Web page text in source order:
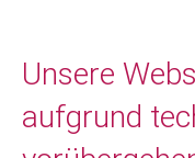
Unsere
aufgrund